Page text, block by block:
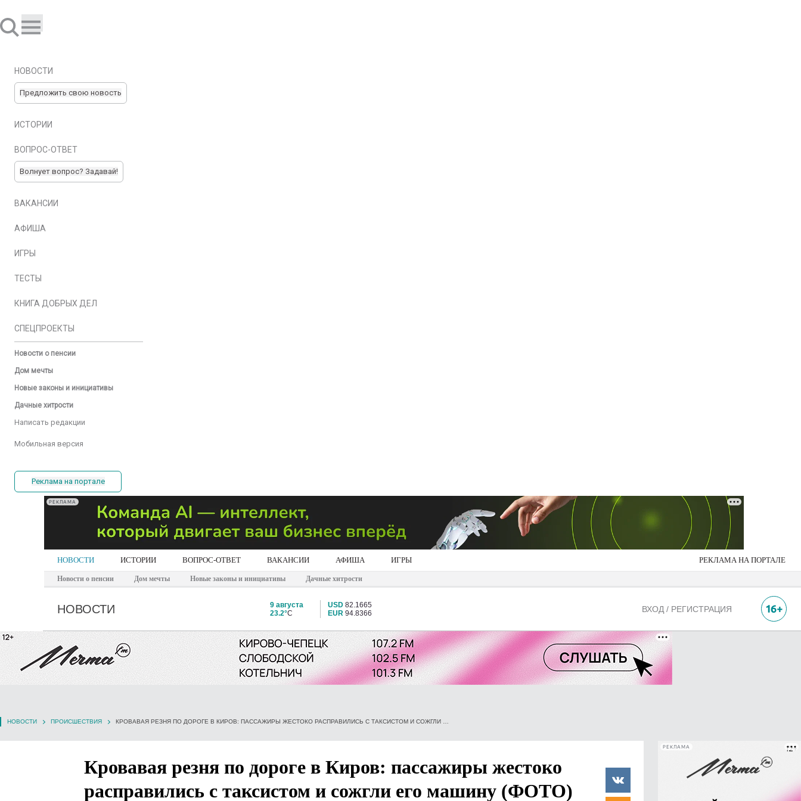
НОВОСТИ
Предложить свою новость
ИСТОРИИ
ВОПРОС-ОТВЕТ
Волнует вопрос? Задавай!
ВАКАНСИИ
АФИША
ИГРЫ
ТЕСТЫ
КНИГА ДОБРЫХ ДЕЛ
СПЕЦПРОЕКТЫ
Новости о пенсии
Дом мечты
Новые законы и инициативы
Дачные хитрости
Написать редакции
Мобильная версия
Реклама на портале
РЕКЛАМА
НОВОСТИ ИСТОРИИ ВОПРОС-ОТВЕТ ВАКАНСИИ АФИША ИГРЫ РЕКЛАМА НА ПОРТАЛЕ
Новости о пенсии Дом мечты Новые законы и инициативы Дачные хитрости
НОВОСТИ
9 августа
23.2°C
USD 82.1665
EUR 94.8366 ВХОД / РЕГИСТРАЦИЯ
НОВОСТИ ПРОИСШЕСТВИЯ
Кровавая резня по дороге в Киров: пассажиры жестоко
расправились с таксистом и сожгли его машину (ФОТО)
РЕКЛАМА